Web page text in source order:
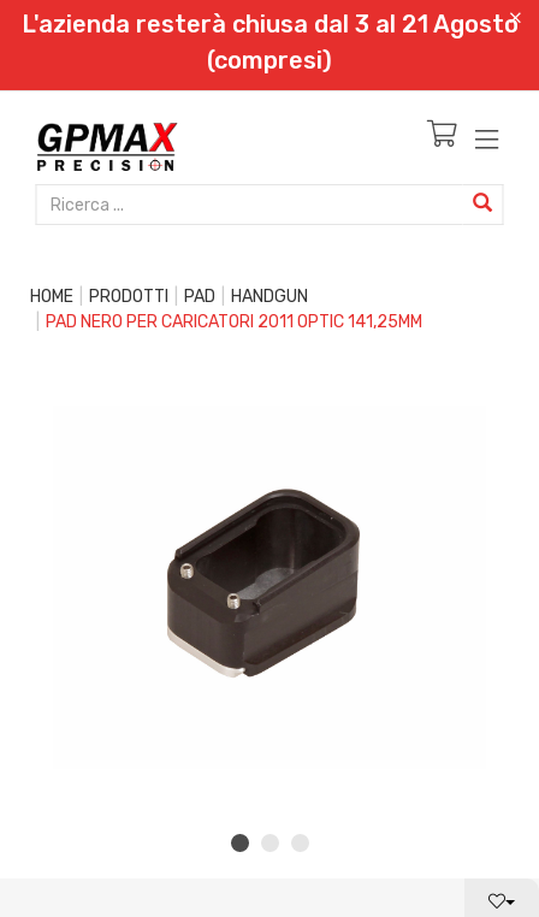
L'azienda resterà chiusa dal 3 al 21 Agosto
(compresi)
HOME PRODOTTI PAD
HANDGUN
PAD NERO PER CARICATORI 2011 OPTIC 141,25MM